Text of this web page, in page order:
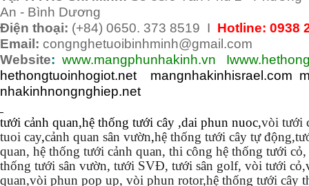
An - Bình Dương
Điện thoại: (+84) 0650. 373 8519 I Hotline: 0938
Email: congnghetuoibinhminh@gmail.com
Website: www.mangphunhakinh.vn I
hethongtuoinhogiot.net
mangnhakinhisrael.com
nhakinhnongnghiep.net
tưới cảnh quan,hệ thống tưới cây ,dai phun nuoc,vòi tưới
tuoi cay,cảnh quan sân vườn,hệ thống tưới cây tự
quan, hệ thống tưới cảnh quan, thi công hệ thống tưới
thống tưới sân vườn, tưới SVĐ, tưới sân golf, vòi tưới
quan,vòi phun pop up, vòi phun rotor,hệ thống tưới cây